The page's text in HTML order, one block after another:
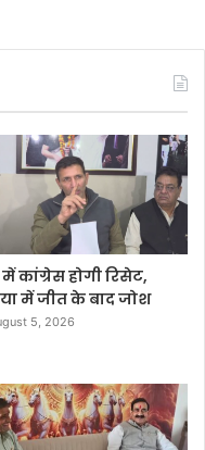
में कांग्रेस होगी रिसेट,
में जीत के बाद जोश
5, 2026